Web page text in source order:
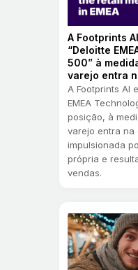
A Footprints
“Deloitte
500” à
varejo entra
A Footprints AI
EMEA
posição, à
varejo entra na
impulsionada
própria e
vendas.